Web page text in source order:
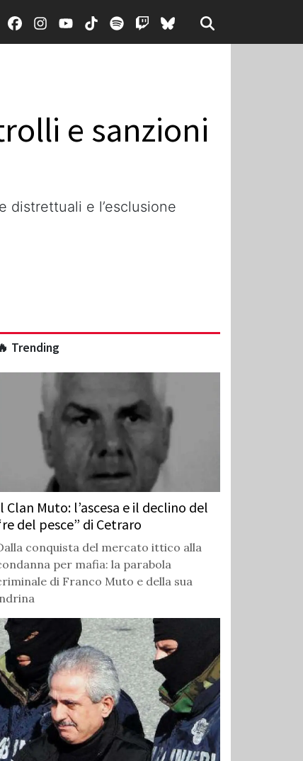
e sanzioni
distrettuali e l’esclusione
Trending
Clan Muto: l’ascesa e il declino del
del pesce” di Cetraro
conquista del mercato ittico alla
per mafia: la parabola
di Franco Muto e della sua